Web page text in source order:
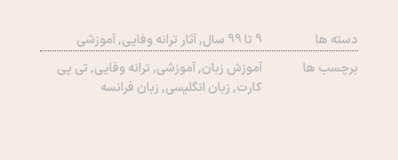
دسته ها 9 تا 99 سال ,آثار ترانه وفایی,آموزشی
برچسب ها
آموزش زبان,آموزشی,ترانه وفایی,تی پی
کارت,زبان انگلیسی,زبان فرانسه